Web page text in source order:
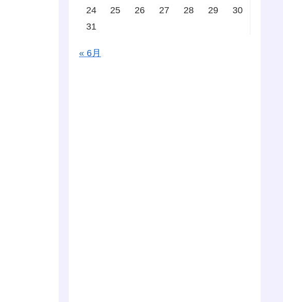
24
25 26 27 28 29
30
31
« 6月